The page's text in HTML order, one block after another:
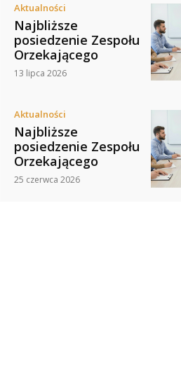
Aktualności
Najbliższe
posiedzenie Zespołu
Orzekającego
13 lipca 2026
Aktualności
Najbliższe
posiedzenie Zespołu
Orzekającego
25 czerwca 2026